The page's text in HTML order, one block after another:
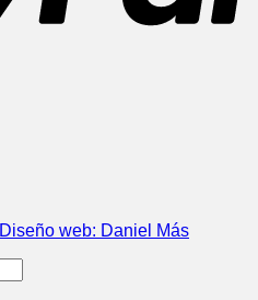
Diseño web: Daniel Más